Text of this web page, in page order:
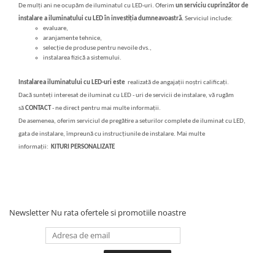
Cabluri
Comutatoare / Detectoare PIR
Senzori de miscare
Stechere si Cuple
Controler Banda LED
Lampi de perete
De mulți ani ne ocupăm de iluminatul cu LED-uri. Oferim un serviciu cuprinzător de
instalare a iluminatului cu LED în investiția dumneavoastră.Serviciul include:
evaluare,
aranjamente tehnice,
selecție de produse pentru nevoile dvs.,
instalarea fizică a sistemului.
Instalarea iluminatului cu LED-uri este realizată de angajații noștri calificați.
Dacă sunteți interesat de iluminat cu LED -uri deservicii deinstalare, vă rugăm
săCONTACT- ne directpentru mai multe informații.
De asemenea, oferim serviciul de pregătire a seturilor complete de iluminat cu LED,
gata de instalare, împreună cu instrucțiunile de instalare. Mai multe
informații:
KITURI PERSONALIZATE
Newsletter Nu rata ofertele si promotiile noastre